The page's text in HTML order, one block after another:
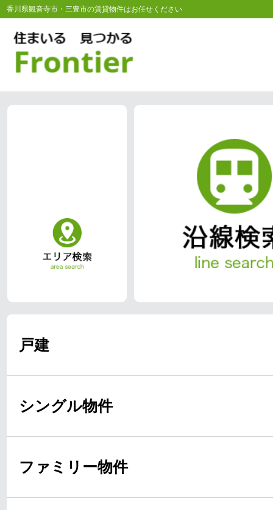
香川県観音寺市・三豊市の賃貸物件はお任せください
戸建
シングル物件
ファミリー物件